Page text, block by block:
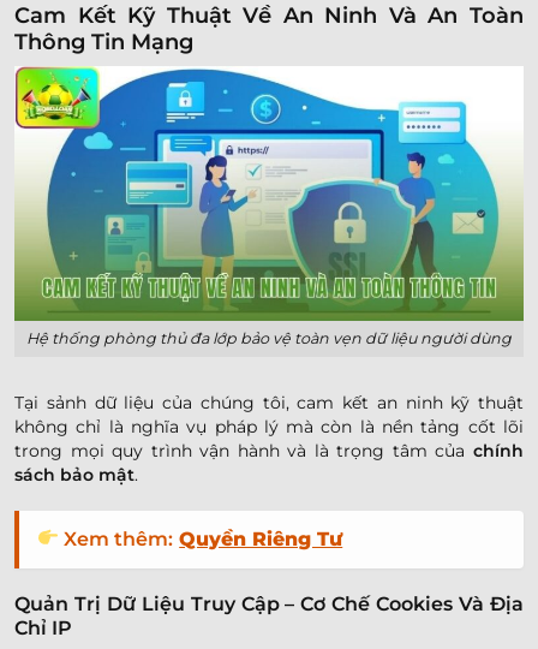
Cam Kết Kỹ Thuật Về An Ninh Và An Toàn
Thông Tin Mạng
Hệ thống phòng thủ đa lớp bảo vệ toàn vẹn dữ liệu người dùng
Tại sảnh dữ liệu của chúng tôi, cam kết an ninh kỹ thuật
không chỉ là nghĩa vụ pháp lý mà còn là nền tảng cốt lõi
trong mọi quy trình vận hành và là trọng tâm của chính
sách bảo mật.
Xem thêm: Quyền Riêng Tư
Quản Trị Dữ Liệu Truy Cập – Cơ Chế Cookies Và Địa
Chỉ IP